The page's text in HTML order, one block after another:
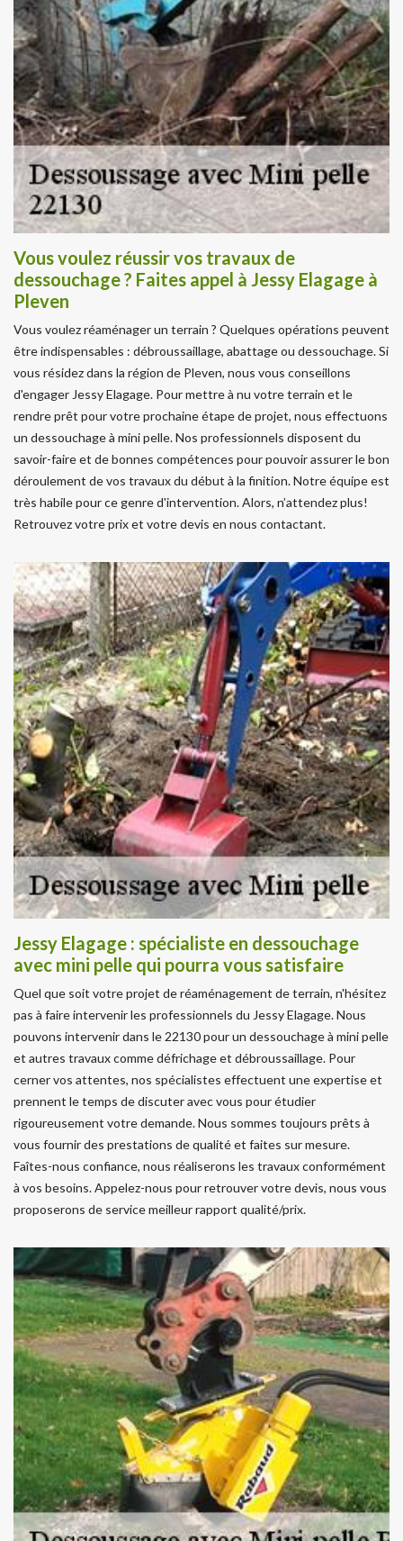
Vous voulez réussir vos travaux de
dessouchage ? Faites appel à Jessy Elagage à
Pleven
Vous voulez réaménager un terrain ? Quelques opérations peuvent
être indispensables : débroussaillage, abattage ou dessouchage. Si
vous résidez dans la région de Pleven, nous vous conseillons
d'engager Jessy Elagage. Pour mettre à nu votre terrain et le
rendre prêt pour votre prochaine étape de projet, nous effectuons
un dessouchage à mini pelle. Nos professionnels disposent du
savoir-faire et de bonnes compétences pour pouvoir assurer le bon
déroulement de vos travaux du début à la finition. Notre équipe est
très habile pour ce genre d'intervention. Alors, n’attendez plus!
Retrouvez votre prix et votre devis en nous contactant.
Jessy Elagage : spécialiste en dessouchage
avec mini pelle qui pourra vous satisfaire
Quel que soit votre projet de réaménagement de terrain, n'hésitez
pas à faire intervenir les professionnels du Jessy Elagage. Nous
pouvons intervenir dans le 22130 pour un dessouchage à mini pelle
et autres travaux comme défrichage et débroussaillage. Pour
cerner vos attentes, nos spécialistes effectuent une expertise et
prennent le temps de discuter avec vous pour étudier
rigoureusement votre demande. Nous sommes toujours prêts à
vous fournir des prestations de qualité et faites sur mesure.
Faîtes-nous confiance, nous réaliserons les travaux conformément
à vos besoins. Appelez-nous pour retrouver votre devis, nous vous
proposerons de service meilleur rapport qualité/prix.